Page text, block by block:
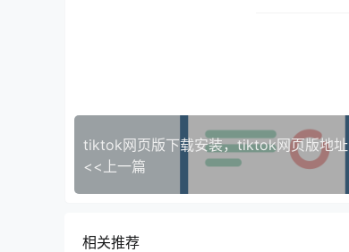
tiktok网页版下载安装，tiktok网页版地址
<<上一篇
相关推荐